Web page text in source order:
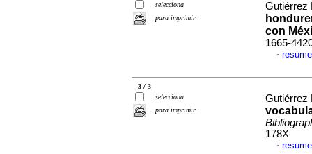
selecciona
para imprimir
Gutiérrez
con
1665-
·
3 / 3
selecciona
para imprimir
Gutiérrez
178X
·